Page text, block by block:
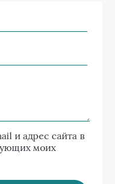
и адрес сайта в
моих